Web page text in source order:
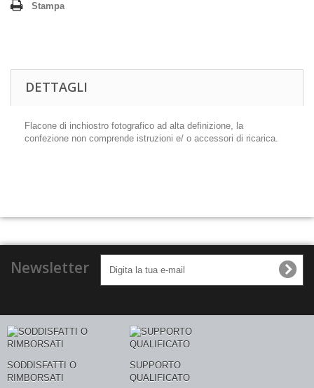
Stampa
DETTAGLI
Flacone di inchiostro fotografico ad alta definizione, la
confezione non comprende istruzioni e/ o accessori di ricarica.
Newsletter
SODDISFATTI O
RIMBORSATI
SUPPORTO
QUALIFICATO